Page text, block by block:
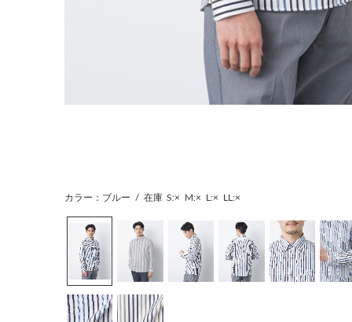
カラー：ブルー / 在庫 S:× M:× L:× LL:×